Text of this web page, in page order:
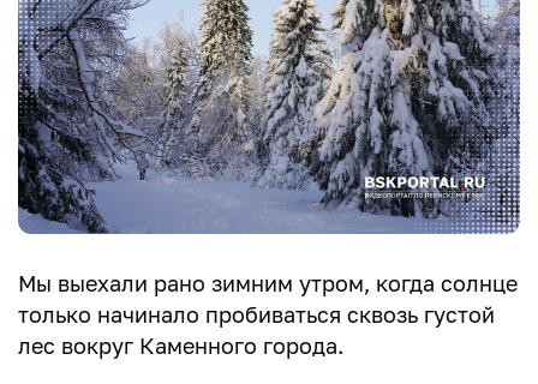
Мы выехали рано зимним утром, когда солнце
только начинало пробиваться сквозь густой
лес вокруг Каменного города.